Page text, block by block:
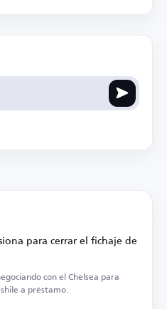
para cerrar el fichaje de
con el Chelsea para
a préstamo.